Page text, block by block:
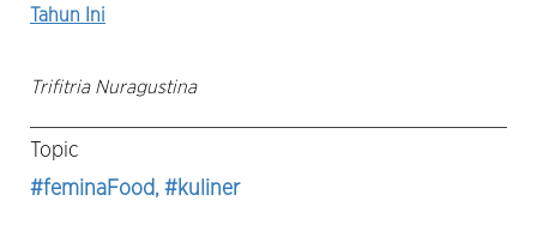
Tahun Ini
Trifitria Nuragustina
Topic
#feminaFood, #kuliner